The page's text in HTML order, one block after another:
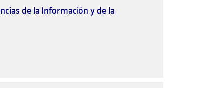
de la Información y de la